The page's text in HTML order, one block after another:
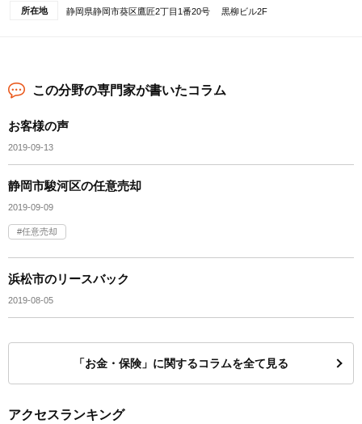
所在地 静岡県静岡市葵区鷹匠2丁目1番20号 黒柳ビル2F
この分野の専門家が書いたコラム
お客様の声
2019-09-13
静岡市駿河区の任意売却
2019-09-09
任意売却
浜松市のリースバック
2019-08-05
「お金・保険」に関するコラムを全て見る
アクセスランキング